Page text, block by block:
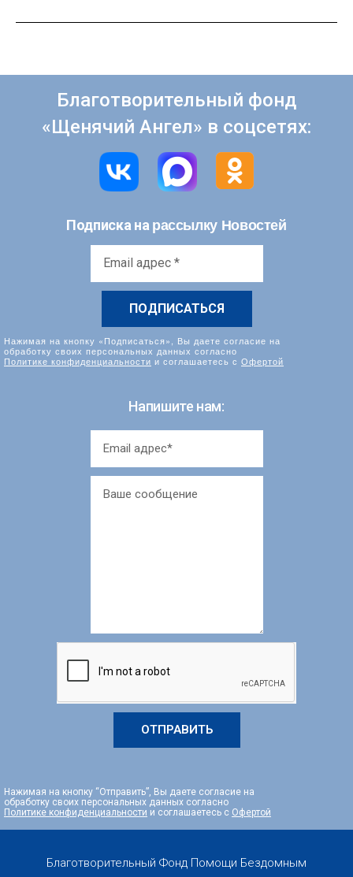
Благотворительный фонд
«Щенячий Ангел» в соцсетях:
Подписка нарассылку Новостей
Нажимая на кнопку «Подписаться», Вы даете согласие на
обработку своих персональных данных согласно
Политике конфиденциальности и соглашаетесь с Офертой
Напишите нам:
ОТПРАВИТЬ
Нажимая на кнопку “Отправить”, Вы даете согласие на
обработку своих персональных данных согласно
Политике конфиденциальности и соглашаетесь с Офертой
Благотворительный Фонд Помощи Бездомным